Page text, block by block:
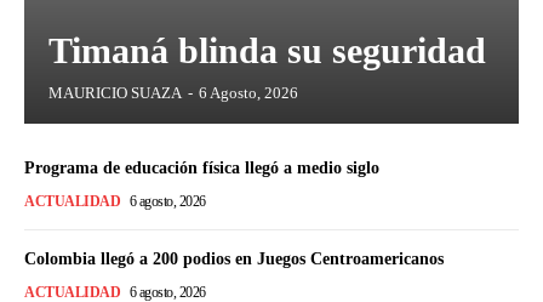
Timaná blinda su seguridad
MAURICIO SUAZA - 6 Agosto, 2026
Programa de educación física llegó a medio siglo
ACTUALIDAD 6 agosto, 2026
Colombia llegó a 200 podios en Juegos Centroamericanos
ACTUALIDAD 6 agosto, 2026